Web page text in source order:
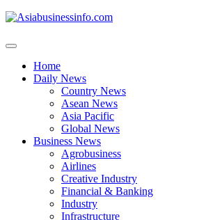
Home
Daily News
Country News
Asean News
Asia Pacific
Global News
Business News
Agrobusiness
Airlines
Creative Industry
Financial & Banking
Industry
Infrastructure